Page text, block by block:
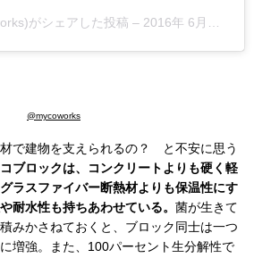
がシェアした投稿 – 2016年 6月月17日午後2時33分PDT
@mycoworks
で建物を支えられるの？ と不安に思う
ブロックは、コンクリートよりも硬く軽
ラスファイバー断熱材よりも保温性にす
耐水性も持ちあわせている。 菌が生きて
みかさねておくと、ブロック同士は一つ
増強。また、100パーセント生分解性で